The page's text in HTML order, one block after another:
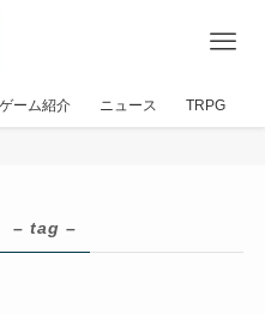
ーム紹介 ニュース TRPG
– tag –